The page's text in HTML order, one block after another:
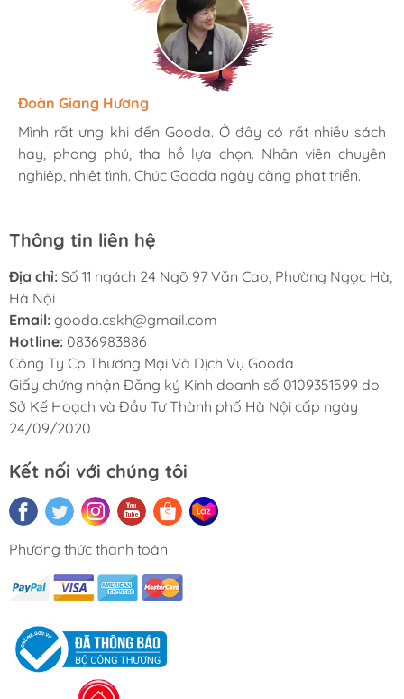
Hương Suri
Mình rất ưng khi đến Gooda. Ở đây có rất nhiều sách
hay, phong phú, tha hồ lựa chọn. Nhân viên chuyên
nghiệp, nhiệt tình. Chúc Gooda ngày càng phát triển.
Đoàn Giang Hương
Mình rất ưng khi đến Gooda. Ở đây có rất nhiều sách
hay, phong phú, tha hồ lựa chọn. Nhân viên chuyên
nghiệp, nhiệt tình. Chúc Gooda ngày càng phát triển.
Ngọc Anh
Mình rất ưng khi đến Gooda. Ở đây có rất nhiều sách
hay, phong phú, tha hồ lựa chọn. Nhân viên chuyên
nghiệp, nhiệt tình. Chúc Gooda ngày càng phát triển.
Thông tin liên hệ
Địa chỉ: Số 11 ngách 24 Ngõ 97 Văn Cao, Phường Ngọc Hà,
Hà Nội
Email: gooda.cskh@gmail.com
Hotline: 0836983886
Công Ty Cp Thương Mại Và Dịch Vụ Gooda
Giấy chứng nhận Đăng ký Kinh doanh số 0109351599 do
Sở Kế Hoạch và Đầu Tư Thành phố Hà Nội cấp ngày
24/09/2020
Kết nối với chúng tôi
Phương thức thanh toán